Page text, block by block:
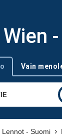
Vain
Lennot - Suomi